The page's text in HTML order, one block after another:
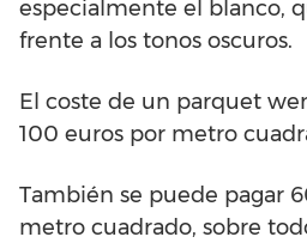
especialmente el blanco,
frente a los tonos oscuros.
El coste de un parquet
100 euros por metro
También se puede pagar
metro cuadrado, sobre